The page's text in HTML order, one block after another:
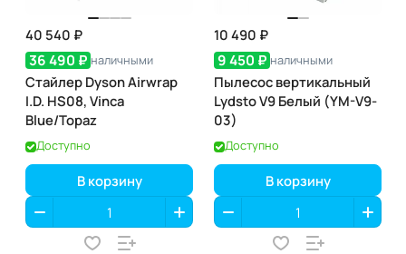
40 540 ₽
36 490 ₽ наличными
Стайлер Dyson Airwrap
I.D. HS08, Vinca
Blue/Topaz
Доступно
В корзину
10 490 ₽
9 450 ₽ наличными
Пылесос вертикальный
Lydsto V9 Белый (YM-V9-
03)
Доступно
В корзину